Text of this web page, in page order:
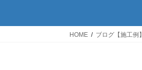
HOME ブログ【施工例】